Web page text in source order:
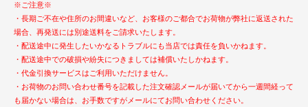
※ご注意※
・長期ご不在や住所のお間違いなど、お客様のご都合でお荷物が弊社に返送された
場合、再発送には別途送料をご請求いたします。
・配送途中に発生したいかなるトラブルにも当店では責任を負いかねます。
・配送途中での破損や紛失につきましては補償いたしかねます。
・代金引換サービスはご利用いただけません。
・お荷物のお問い合わせ番号を記載した注文確認メールが届いてから一週間経って
も届かない場合は、お手数ですがメールにてお問い合わせください。